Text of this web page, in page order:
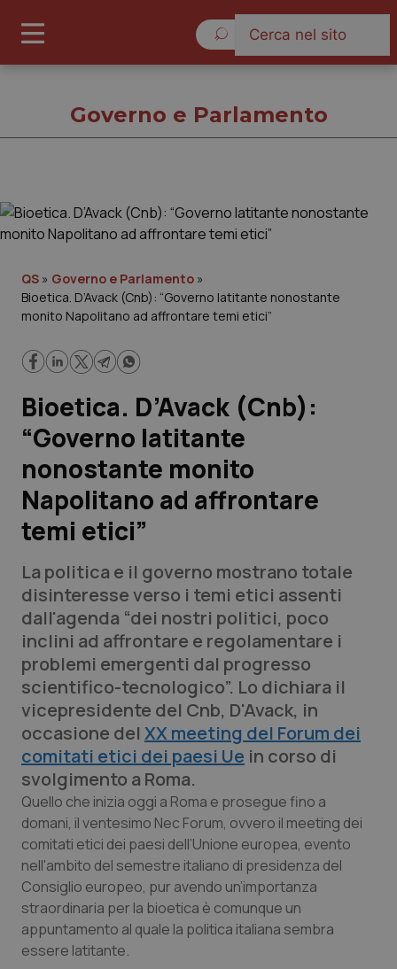
Governo e Parlamento
Regioni e Asl
Lavoro e Professioni
Scienza e Farmaci
Studi e Analisi
Lettere al direttore
Edizioni Regionali
QS Pro
Professionisti Sanitari.AI
Abruzzo
Basilicata
Calabria
Campania
Emilia-Romagna
Friuli Venezia Giulia
QS Pro Gold
Artrite & artrosi
Asma & BPCO
Car-T
Colesterolo & coronaropatie
Dermatite Atopica
QS Club Newsletter
Governo e Parlamento
QS » Governo e Parlamento »
Bioetica. D’Avack (Cnb): “Governo latitante nonostante
monito Napolitano ad affrontare temi etici”
Bioetica. D’Avack (Cnb):
“Governo latitante
nonostante monito
Napolitano ad affrontare
temi etici”
La politica e il governo mostrano totale
disinteresse verso i temi etici assenti
dall'agenda “dei nostri politici, poco
inclini ad affrontare e regolamentare i
problemi emergenti dal progresso
scientifico-tecnologico”. Lo dichiara il
vicepresidente del Cnb, D'Avack, in
occasione del XX meeting del Forum dei
comitati etici dei paesi Ue in corso di
svolgimento a Roma.
Quello che inizia oggi a Roma e prosegue fino a
domani, il ventesimo Nec Forum, ovvero il meeting dei
comitati etici dei paesi dell’Unione europea, evento
nell'ambito del semestre italiano di presidenza del
Consiglio europeo, pur avendo un’importanza
straordinaria per la bioetica è comunque un
appuntamento al quale la politica italiana sembra
essere latitante.